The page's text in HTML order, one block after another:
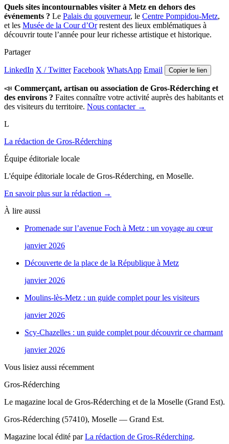
Quels sites incontournables visiter à Metz en dehors des
événements ? Le Palais du gouverneur, le Centre Pompidou-Metz,
et les Musée de la Cour d’Orrestent des lieux emblématiques à
découvrir toute l’année pour leur richesse artistique et historique.
Partager
LinkedIn X / Twitter Facebook WhatsApp Email Copier le lien
📣 Commerçant, artisan ou association de Gros-Réderching et
des environs ? Faites connaître votre activité auprès des habitants et
des visiteurs du territoire. Nous contacter →
L
La rédaction de Gros-Réderching
Équipe éditoriale locale
L'équipe éditoriale locale de Gros-Réderching, en Moselle.
En savoir plus sur la rédaction →
À lire aussi
Promenade sur l’avenue Foch à Metz : un voyage au cœur
janvier 2026
Découverte de la place de la République à Metz
janvier 2026
Moulins-lès-Metz : un guide complet pour les visiteurs
janvier 2026
Scy-Chazelles : un guide complet pour découvrir ce charmant
janvier 2026
Vous lisiez aussi récemment
Gros-Réderching
Le magazine local de Gros-Réderching et de la Moselle (Grand Est).
Gros-Réderching (57410), Moselle — Grand Est.
Magazine local édité parLa rédaction de Gros-Réderching.